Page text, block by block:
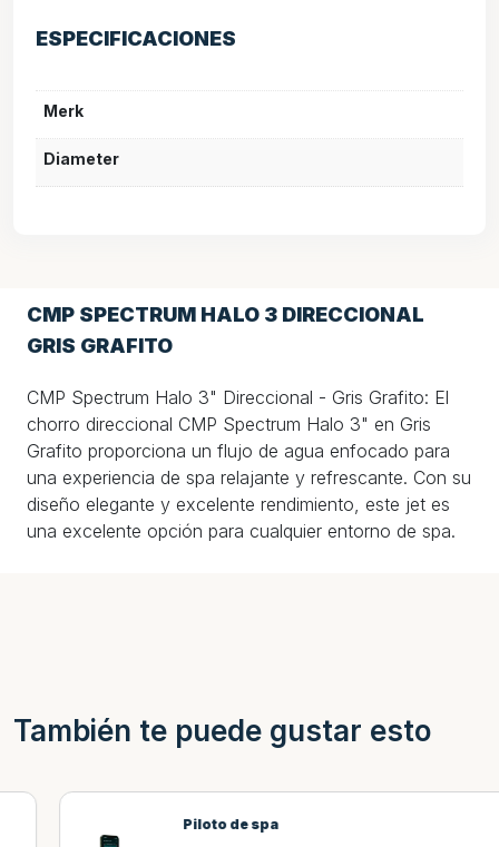
ESPECIFICACIONES
Merk
Diameter
CMP SPECTRUM HALO 3 DIRECCIONAL
GRIS GRAFITO
CMP Spectrum Halo 3" Direccional - Gris Grafito: El
chorro direccional CMP Spectrum Halo 3" en Gris
Grafito proporciona un flujo de agua enfocado para
una experiencia de spa relajante y refrescante. Con su
diseño elegante y excelente rendimiento, este jet es
una excelente opción para cualquier entorno de spa.
También te puede gustar esto
Piloto de spa